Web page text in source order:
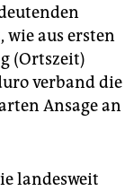
wie aus ersten
(Ortszeit)
verband die
Ansage an
landesweit